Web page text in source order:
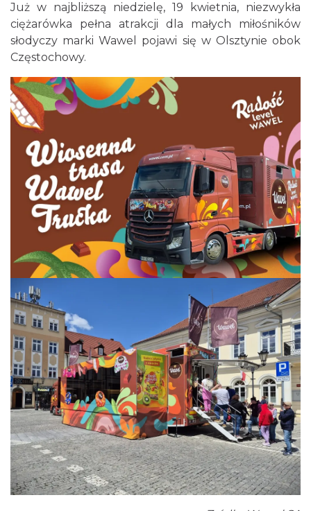
Żarki-Letnisko
2026-08-09
12.63 km
Żarki-Letnisko
2026-08-16
12.63 km
Dożynki Powiatowo-Gminne w Żarkach
2026
Żarki
2026-08-29
13.79 km
Już w najbliższą niedzielę, 19 kwietnia, niezwykła
ciężarówka pełna atrakcji dla małych miłośników
słodyczy marki Wawel pojawi się w Olsztynie obok
Częstochowy.